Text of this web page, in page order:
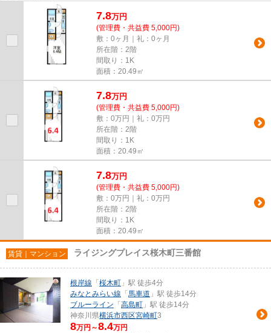
7.8万円
(管理費・共益費 5,000円)
敷：0ヶ月｜礼：0ヶ月
所在階：2階
間取り：1K
面積：20.49㎡
7.8万円
(管理費・共益費 5,000円)
敷：0万円｜礼：0万円
所在階：2階
間取り：1K
面積：20.49㎡
7.8万円
(管理費・共益費 5,000円)
敷：0万円｜礼：0万円
所在階：2階
間取り：1K
面積：20.49㎡
賃貸｜マンション ライジングプレイス桜木町三番館
根岸線 「 桜木町 」駅 徒歩4分
みなとみらい線 「 馬車道 」駅 徒歩14分
ブルーライン 「 高島町 」駅 徒歩14分
神奈川県横浜市西区宮崎町3
8万円～8.4万円